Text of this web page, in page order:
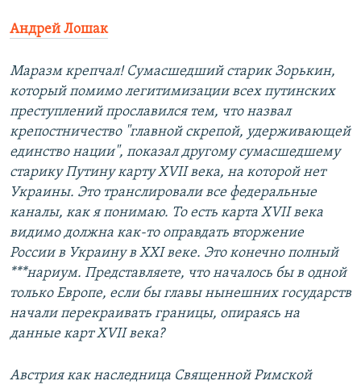
Андрей Лошак
Маразм крепчал! Сумасшедший старик Зорькин,
который помимо легитимизации всех путинских
преступлений прославился тем, что назвал
крепостничество "главной скрепой, удерживающей
единство нации", показал другому сумасшедшему
старику Путину карту XVII века, на которой нет
Украины. Это транслировали все федеральные
каналы, как я понимаю. То есть карта XVII века
видимо должна как-то оправдать вторжение
России в Украину в XXI веке. Это конечно полный
***нариум. Представляете, что началось бы в одной
только Европе, если бы главы нынешних государств
начали перекраивать границы, опираясь на
данные карт XVII века?
Австрия как наследница Священной Римской